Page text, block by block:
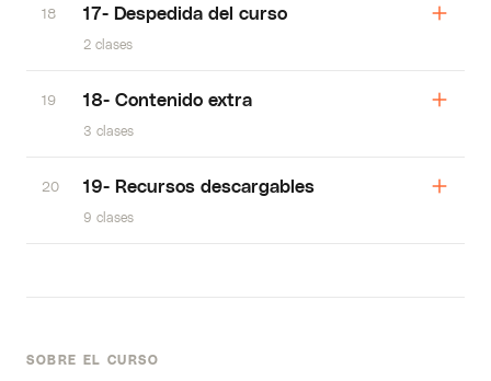
SOBRE EL CURSO
18 17- Despedida del curso
2 clases
19 18- Contenido extra
3 clases
20 19- Recursos descargables
9 clases